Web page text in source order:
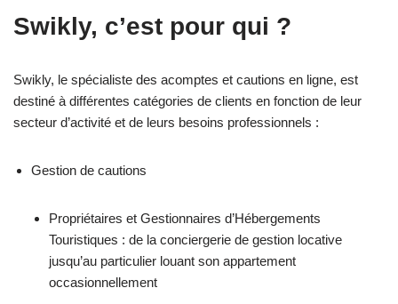
Swikly, c’est pour qui ?
Swikly, le spécialiste des acomptes et cautions en ligne, est
destiné à différentes catégories de clients en fonction de leur
secteur d’activité et de leurs besoins professionnels :
Gestion de cautions
Propriétaires et Gestionnaires d’Hébergements
Touristiques : de la conciergerie de gestion locative
jusqu’au particulier louant son appartement
occasionnellement